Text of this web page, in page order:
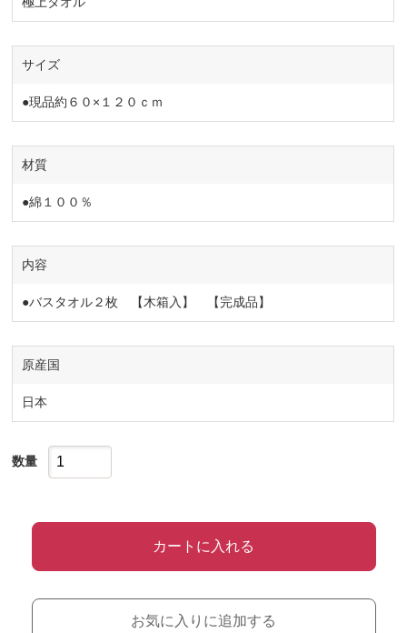
サイズ
●現品約６０×１２０ｃｍ
材質
●綿１００％
内容
●バスタオル２枚 【木箱入】 【完成品】
原産国
日本
数量
カートに入れる
お気に入りに追加する